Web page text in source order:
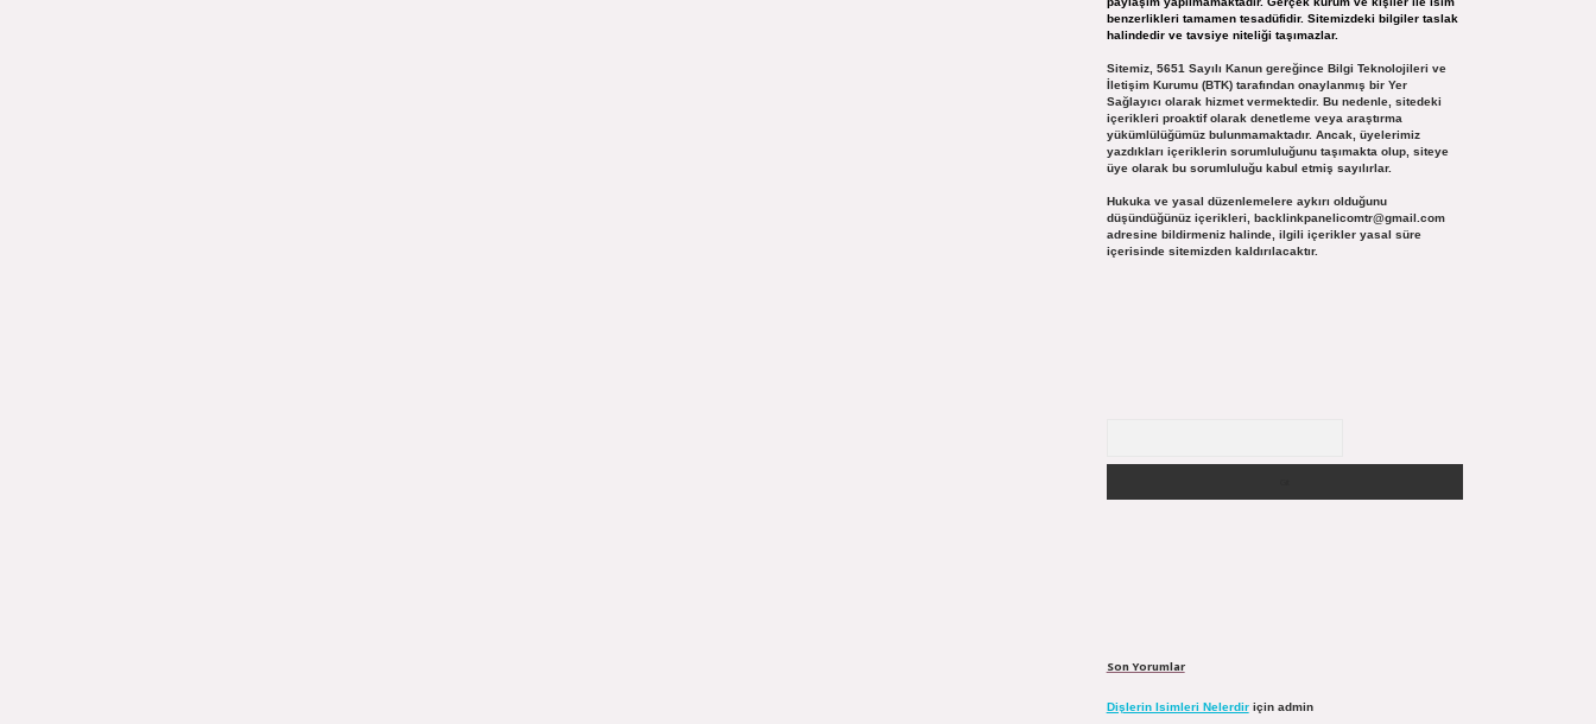
benzerlikleri tamamen tesadüfidir. Sitemizdeki bilgiler taslak
halindedir ve tavsiye niteliği taşımazlar.
Sitemiz, 5651 Sayılı Kanun gereğince Bilgi Teknolojileri ve
İletişim Kurumu (BTK) tarafından onaylanmış bir Yer
Sağlayıcı olarak hizmet vermektedir. Bu nedenle, sitedeki
içerikleri proaktif olarak denetleme veya araştırma
yükümlülüğümüz bulunmamaktadır. Ancak, üyelerimiz
yazdıkları içeriklerin sorumluluğunu taşımakta olup, siteye
üye olarak bu sorumluluğu kabul etmiş sayılırlar.
Hukuka ve yasal düzenlemelere aykırı olduğunu
düşündüğünüz içerikleri, backlinkpanelicomtr@gmail.com
adresine bildirmeniz halinde, ilgili içerikler yasal süre
içerisinde sitemizden kaldırılacaktır.
Son Yorumlar
Dişlerin Isimleri Nelerdiriçin admin